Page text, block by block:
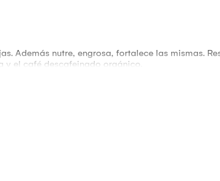
Además nutre, engrosa, fortalece las mismas.
el café descafeinado orgánico.